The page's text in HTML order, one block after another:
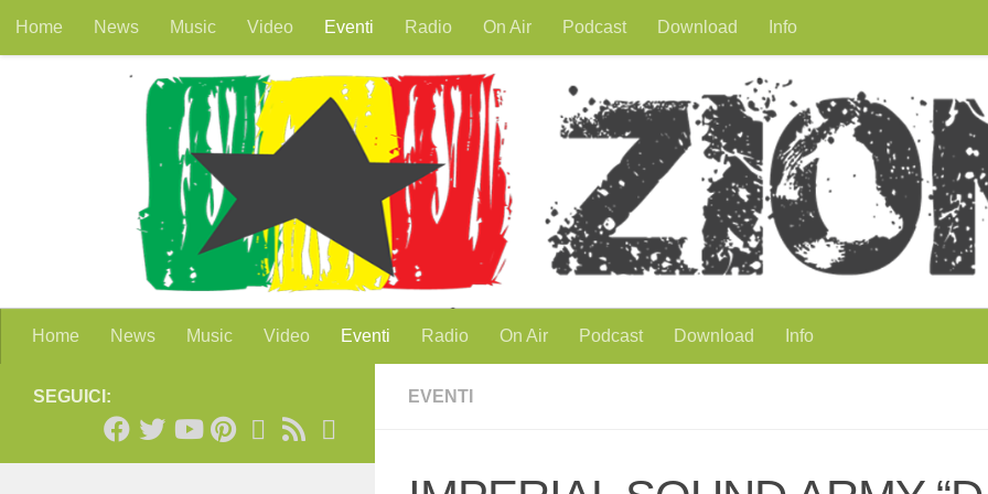
Salta al contenuto
Home News Music Video Eventi Radio On Air Podcast Download Info
Home News Music Video Eventi Radio On Air Podcast Download Info
EVENTI
SEGUICI: